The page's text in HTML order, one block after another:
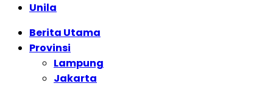
Unila
Berita Utama
Provinsi
Lampung
Jakarta